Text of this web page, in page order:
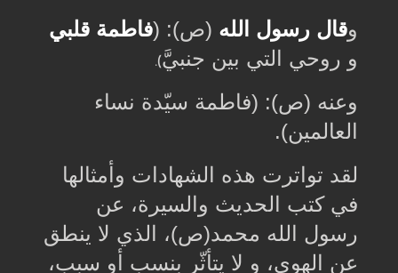
وقال رسول الله (ص): (فاطمة قلبي
و روحي التي بين جنبيَّ).
وعنه (ص): (فاطمة سيّدة نساء
العالمين.(
لقد تواترت هذه الشهادات وأمثالها
في كتب الحديث والسيرة، عن
رسول الله محمد(ص)، الذي لا ينطق
عن الهوى، و لا يتأثّر بنسب أو سبب،